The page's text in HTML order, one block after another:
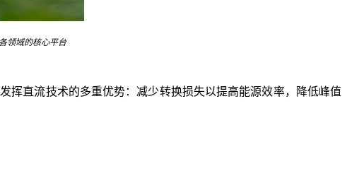
领域的核心平台
挥直流技术的多重优势：减少转换损失以提高能源效率，降低峰值